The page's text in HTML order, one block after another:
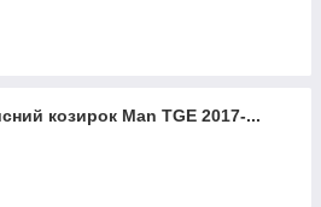
козирок Man TGE 2017-...